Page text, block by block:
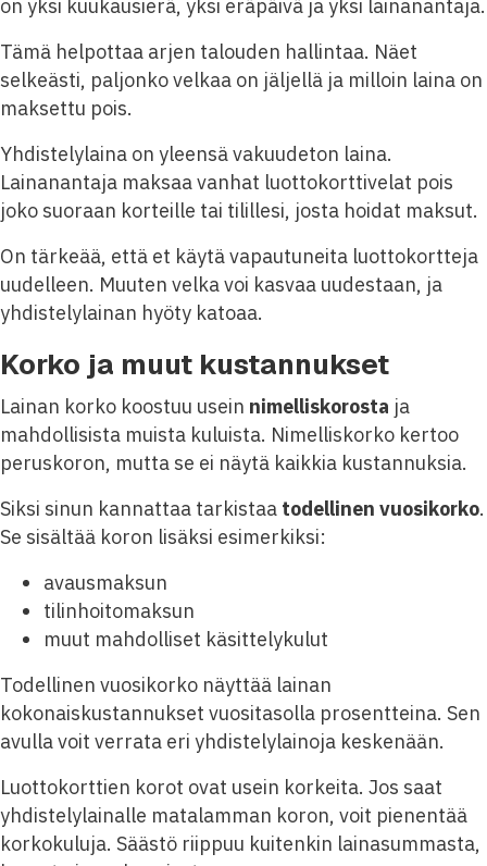
on yksi kuukausierä, yksi eräpäivä ja yksi lainanantaja.
Tämä helpottaa arjen talouden hallintaa. Näet
selkeästi, paljonko velkaa on jäljellä ja milloin laina on
maksettu pois.
Yhdistelylaina on yleensä vakuudeton laina.
Lainanantaja maksaa vanhat luottokorttivelat pois
joko suoraan korteille tai tilillesi, josta hoidat maksut.
On tärkeää, että et käytä vapautuneita luottokortteja
uudelleen. Muuten velka voi kasvaa uudestaan, ja
yhdistelylainan hyöty katoaa.
Korko ja muut kustannukset
Lainan korko koostuu usein nimelliskorosta ja
mahdollisista muista kuluista. Nimelliskorko kertoo
peruskoron, mutta se ei näytä kaikkia kustannuksia.
Siksi sinun kannattaa tarkistaa todellinen vuosikorko.
Se sisältää koron lisäksi esimerkiksi:
avausmaksun
tilinhoitomaksun
muut mahdolliset käsittelykulut
Todellinen vuosikorko näyttää lainan
kokonaiskustannukset vuositasolla prosentteina. Sen
avulla voit verrata eri yhdistelylainoja keskenään.
Luottokorttien korot ovat usein korkeita. Jos saat
yhdistelylainalle matalamman koron, voit pienentää
korkokuluja. Säästö riippuu kuitenkin lainasummasta,